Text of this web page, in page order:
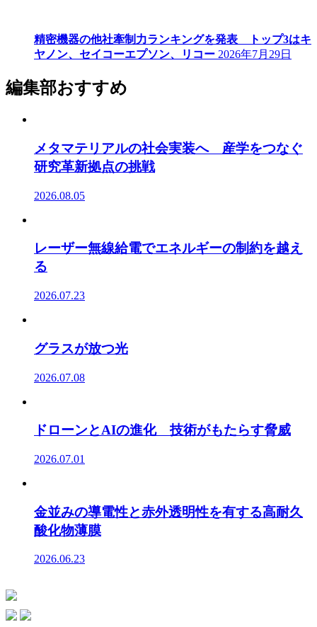
精密機器の他社牽制力ランキングを発表 トップ3はキ
ヤノン、セイコーエプソン、リコー 2026年7月29日
編集部おすすめ
メタマテリアルの社会実装へ 産学をつなぐ
研究革新拠点の挑戦
2026.08.05
レーザー無線給電でエネルギーの制約を越え
る
2026.07.23
グラスが放つ光
2026.07.08
ドローンとAIの進化 技術がもたらす脅威
2026.07.01
金並みの導電性と赤外透明性を有する高耐久
酸化物薄膜
2026.06.23